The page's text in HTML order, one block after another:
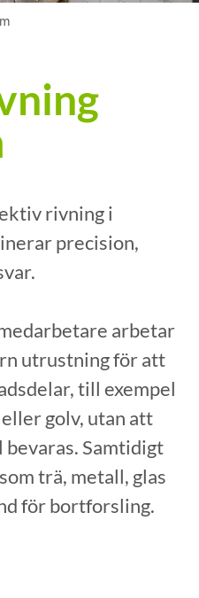
rivning i
precision,
arbetar
utrustning för att
till exempel
golv, utan att
bevaras. Samtidigt
trä, metall, glas
för bortforsling.